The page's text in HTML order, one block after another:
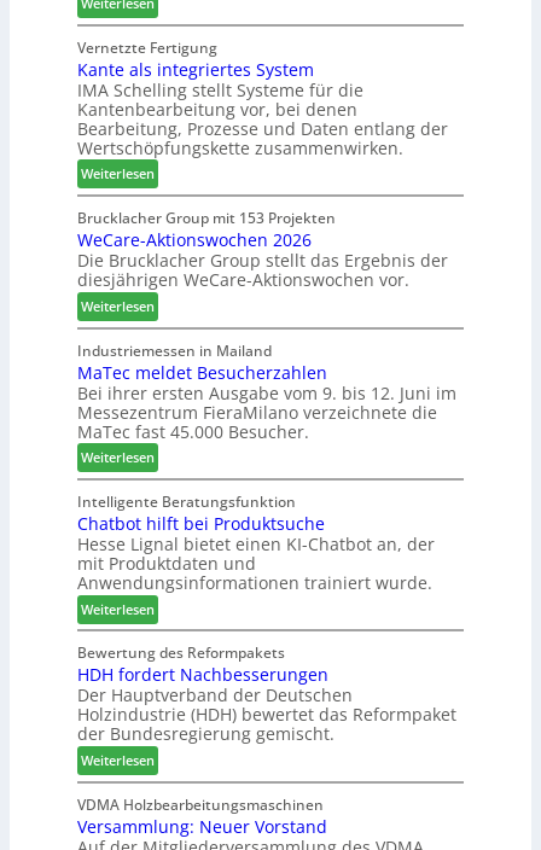
e
s
s
e
f
f
e
i
n
N
e
u
e
G
e
s
c
h
ä
f
t
s
f
ü
h
r
e
r
S
C
M
z
i
e
h
t
B
i
l
a
n
z
i
n
I
t
a
l
i
e
n
Vernetzte Fertigung
Kante als integriertes System
IMA Schelling stellt Systeme für die
Kantenbearbeitung vor, bei denen
Bearbeitung, Prozesse und Daten entlang der
Wertschöpfungskette zusammenwirken.
Weiterlesen:
K
a
n
t
e
l
s
i
n
t
e
g
r
i
e
r
t
e
s
S
y
s
t
e
m
Brucklacher Group mit 153 Projekten
WeCare-Aktionswochen 2026
Die Brucklacher Group stellt das Ergebnis der
diesjährigen WeCare-Aktionswochen vor.
Weiterlesen:
W
e
C
a
r
e
-
A
k
t
i
o
n
s
w
o
c
h
e
n
2
0
2
6
Industriemessen in Mailand
MaTec meldet Besucherzahlen
Bei ihrer ersten Ausgabe vom 9. bis 12. Juni im
Messezentrum FieraMilano verzeichnete die
MaTec fast 45.000 Besucher.
Weiterlesen:
M
a
T
e
c
m
e
l
d
e
t
B
e
s
u
c
h
Intelligente Beratungsfunktion
Chatbot hilft bei Produktsuche
Hesse Lignal bietet einen KI-Chatbot an, der
mit Produktdaten und
Anwendungsinformationen trainiert wurde.
Weiterlesen:
C
h
a
t
b
o
t
h
i
l
Bewertung des Reformpakets
HDH fordert Nachbesserungen
Der Hauptverband der Deutschen
Holzindustrie (HDH) bewertet das Reformpaket
der Bundesregierung gemischt.
Weiterlesen:
H
D
H
f
VDMA Holzbearbeitungsmaschinen
Versammlung: Neuer Vorstand